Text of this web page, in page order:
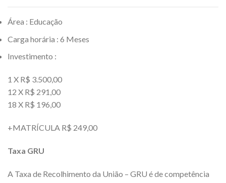
Área : Educação
Carga horária : 6 Meses
Investimento :
1 X R$ 3.500,00
12 X R$ 291,00
18 X R$ 196,00
+MATRÍCULA R$ 249,00
Taxa GRU
A Taxa de Recolhimento da União – GRU é de competência